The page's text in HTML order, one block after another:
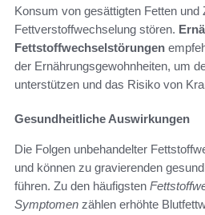
Konsum von gesättigten Fetten und
Fettverstoffwechselung stören.
Fettstoffwechselstörungen
der Ernährungsgewohnheiten, um
unterstützen und das Risiko von
Gesundheitliche Auswirkungen
Die Folgen unbehandelter
und können zu gravierenden
führen. Zu den häufigsten
Symptomen zählen erhöhte